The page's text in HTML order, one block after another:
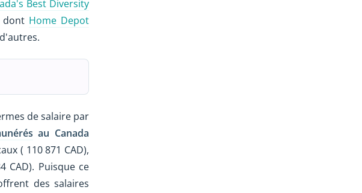
Best Diversity
dont Home Depot
de salaire par
au Canada
( 110 871 CAD),
CAD). Puisque ce
des salaires